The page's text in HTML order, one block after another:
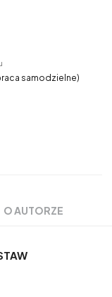
samodzielne)
O AUTORZE